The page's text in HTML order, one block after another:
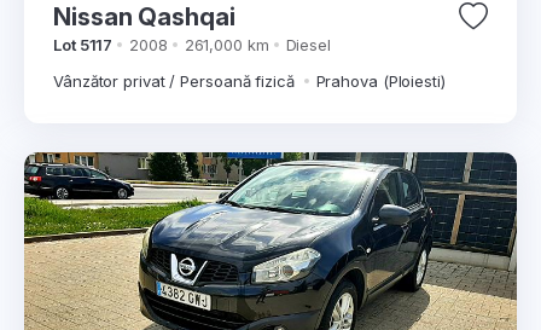
Nissan Qashqai
Lot 5117 2008 261,000 km
Diesel
Vânzător privat / Persoană fizică
Prahova (Ploiesti)